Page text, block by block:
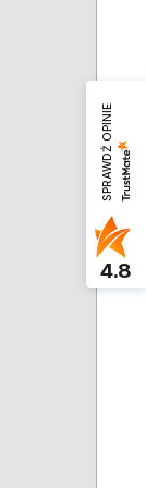
SPRAWDŹ OPINIE
4.8